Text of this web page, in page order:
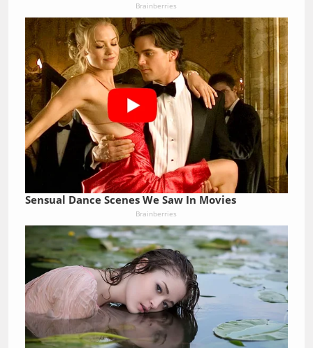
Brainberries
Sensual Dance Scenes We Saw In Movies
Brainberries